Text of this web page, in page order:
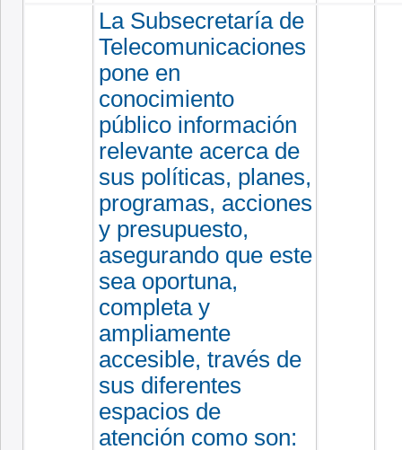
La Subsecretaría de
Telecomunicaciones
pone en
conocimiento
público información
relevante acerca de
sus políticas, planes,
programas, acciones
y presupuesto,
asegurando que este
sea oportuna,
completa y
ampliamente
accesible, través de
sus diferentes
espacios de
atención como son: